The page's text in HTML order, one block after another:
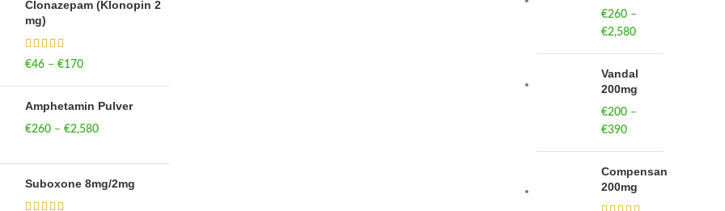
Clonazepam (Klonopin 2
mg)
€46 – €170Price range: €46
Amphetamin Pulver
€260 – €2,580Price range:
€2,580
Suboxone 8mg/2mg
€260 –
€2,580
€260
through
Vandal
200mg
€200 –
€390
through
Compensan
200mg